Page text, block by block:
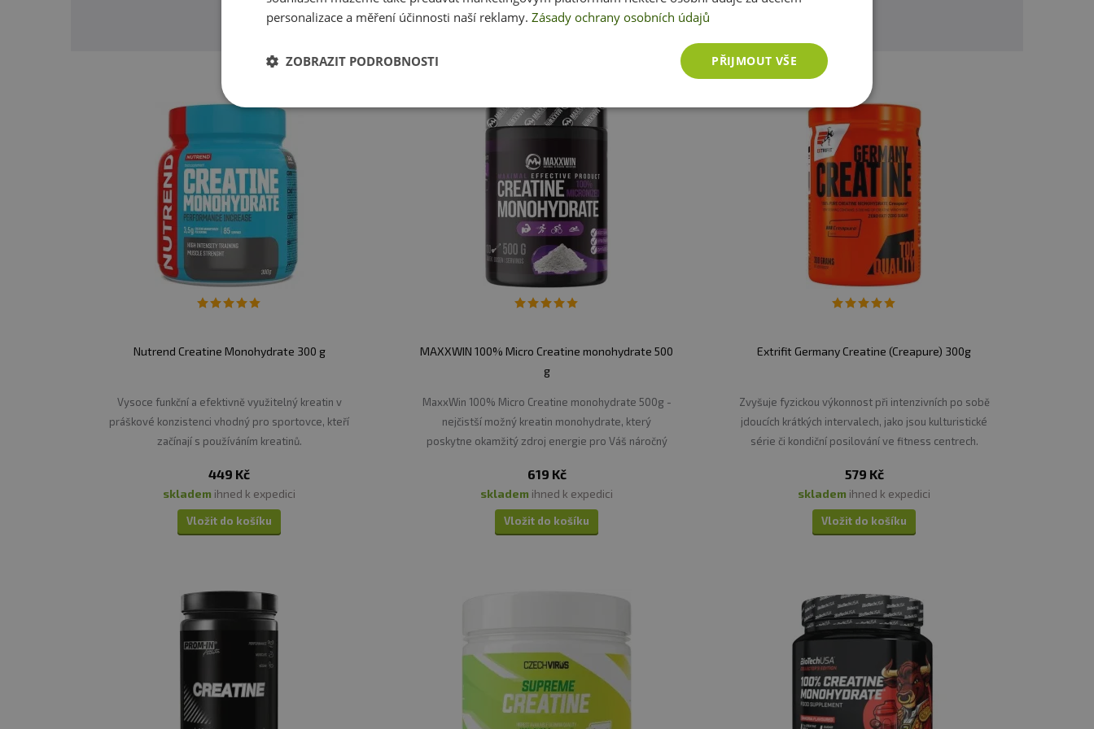
Přidat dotaz
Nutrend Creatine Monohydrate 300 g
Vysoce funkční a efektivně využitelný kreatin v
práškové konzistenci vhodný pro sportovce, kteří
začínají s používáním kreatinů.
449 Kč
skladem ihned k expedici
Vložit do košíku
MAXXWIN 100% Micro Creatine monohydrate 500
g
MaxxWin 100% Micro Creatine monohydrate 500g -
nejčistší možný kreatin monohydrate, který
poskytne okamžitý zdroj energie pro Váš náročný
619 Kč
skladem ihned k expedici
Vložit do košíku
Extrifit Germany Creatine (Creapure) 300g
Zvyšuje fyzickou výkonnost při intenzivních po sobě
jdoucích krátkých intervalech, jako jsou kulturistické
série či kondiční posilování ve fitness centrech.
579 Kč
skladem ihned k expedici
Vložit do košíku
personalizace a měření účinnosti naší reklamy. Zásady ochrany osobních údajů
PŘIJMOUT VŠE
ZOBRAZIT PODROBNOSTI